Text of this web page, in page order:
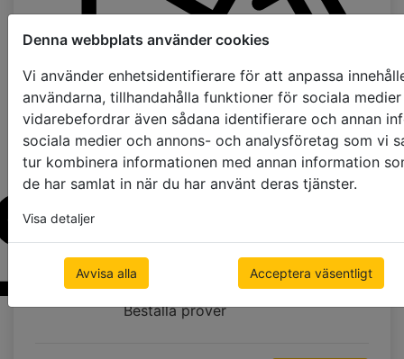
Denna webbplats använder cookies
Vi använder enhetsidentifierare för att anpassa
användarna, tillhandahålla funktioner för sociala
vidarebefordrar även sådana identifierare och annan
sociala medier och annons- och analysföretag som vi
tur kombinera informationen med annan information
de har samlat in när du har använt deras tjänster.
Visa detaljer
Avvisa alla Acceptera väsentligt
Beställa prover